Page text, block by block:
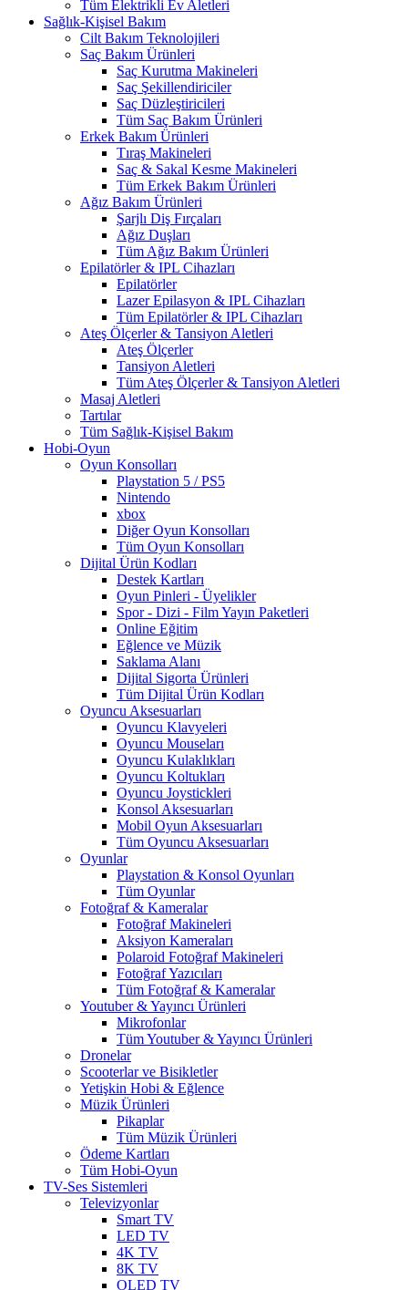
Tüm Elektrikli Ev Aletleri
Sağlık-Kişisel Bakım
Cilt Bakım Teknolojileri
Saç Bakım Ürünleri
Saç Kurutma Makineleri
Saç Şekillendiriciler
Saç Düzleştiricileri
Tüm Saç Bakım Ürünleri
Erkek Bakım Ürünleri
Tıraş Makineleri
Saç & Sakal Kesme Makineleri
Tüm Erkek Bakım Ürünleri
Ağız Bakım Ürünleri
Şarjlı Diş Fırçaları
Ağız Duşları
Tüm Ağız Bakım Ürünleri
Epilatörler & IPL Cihazları
Epilatörler
Lazer Epilasyon & IPL Cihazları
Tüm Epilatörler & IPL Cihazları
Ateş Ölçerler & Tansiyon Aletleri
Ateş Ölçerler
Tansiyon Aletleri
Tüm Ateş Ölçerler & Tansiyon Aletleri
Masaj Aletleri
Tartılar
Tüm Sağlık-Kişisel Bakım
Hobi-Oyun
Oyun Konsolları
Playstation 5 / PS5
Nintendo
xbox
Diğer Oyun Konsolları
Tüm Oyun Konsolları
Dijital Ürün Kodları
Destek Kartları
Oyun Pinleri - Üyelikler
Spor - Dizi - Film Yayın Paketleri
Online Eğitim
Eğlence ve Müzik
Saklama Alanı
Dijital Sigorta Ürünleri
Tüm Dijital Ürün Kodları
Oyuncu Aksesuarları
Oyuncu Klavyeleri
Oyuncu Mouseları
Oyuncu Kulaklıkları
Oyuncu Koltukları
Oyuncu Joystickleri
Konsol Aksesuarları
Mobil Oyun Aksesuarları
Tüm Oyuncu Aksesuarları
Oyunlar
Playstation & Konsol Oyunları
Tüm Oyunlar
Fotoğraf & Kameralar
Fotoğraf Makineleri
Aksiyon Kameraları
Polaroid Fotoğraf Makineleri
Fotoğraf Yazıcıları
Tüm Fotoğraf & Kameralar
Youtuber & Yayıncı Ürünleri
Mikrofonlar
Tüm Youtuber & Yayıncı Ürünleri
Dronelar
Scooterlar ve Bisikletler
Yetişkin Hobi & Eğlence
Müzik Ürünleri
Pikaplar
Tüm Müzik Ürünleri
Ödeme Kartları
Tüm Hobi-Oyun
TV-Ses Sistemleri
Televizyonlar
Smart TV
LED TV
4K TV
8K TV
OLED TV